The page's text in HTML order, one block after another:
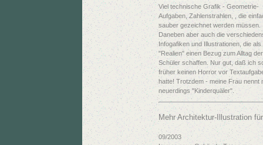
Viel technische Grafik - Geometrie-
Aufgaben, Zahlenstrahlen, , die
sauber gezeichnet werden müssen.
Daneben aber auch die
Infogafiken und Illustrationen, die als
"Realien" einen Bezug zum Alltag der
Schüler schaffen. Nur gut, daß ich
früher keinen Horror vor
hatte! Trotzdem - meine Frau nennt
neuerdings "Kinderquäler".
Mehr Architektur-Illustration
09/2003